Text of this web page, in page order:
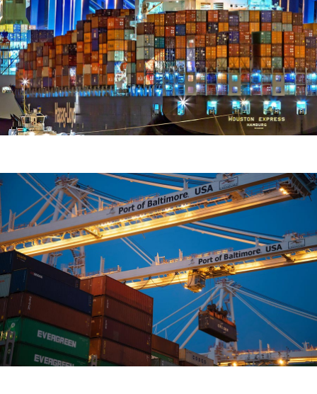
Demo Media Title 2
Home Delivery Road Transport
Demo Media Title 3
Courier Service Sea Transport